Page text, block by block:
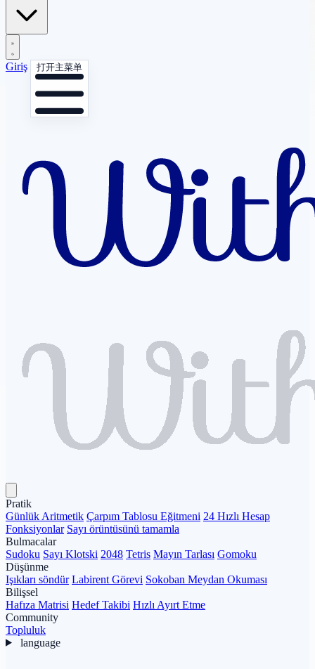
Giriş 打开主菜单
Pratik
Günlük Aritmetik Çarpım Tablosu Eğitmeni 24 Hızlı Hesap
Fonksiyonlar Sayı örüntüsünü tamamla
Bulmacalar
Sudoku Sayı Klotski 2048 Tetris Mayın Tarlası Gomoku
Düşünme
Işıkları söndür Labirent Görevi Sokoban Meydan Okuması
Bilişsel
Hafıza Matrisi Hedef Takibi Hızlı Ayırt Etme
Community
Topluluk
language